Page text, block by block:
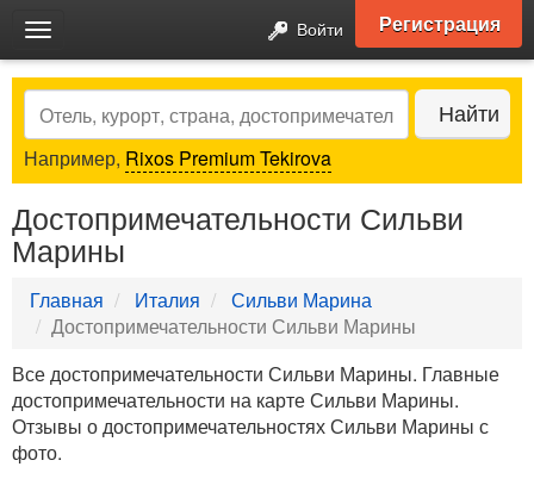
Toggle
navigation
Войти Регистрация
Search Найти
Например, Rixos Premium Tekirova
Достопримечательности Сильви
Марины
Главная Италия
Сильви Марина
Достопримечательности Сильви Марины
Все достопримечательности Сильви Марины. Главные
достопримечательности на карте Сильви Марины.
Отзывы о достопримечательностях Сильви Марины с
фото.